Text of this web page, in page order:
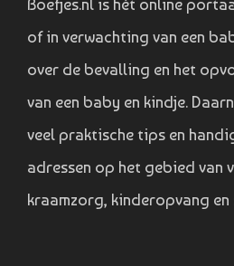
Boefjes.nl is hét online
of in verwachting van een
over de bevalling en het
van een baby en kindje.
veel praktische tips en
adressen op het gebied van
kraamzorg, kinderopvang en